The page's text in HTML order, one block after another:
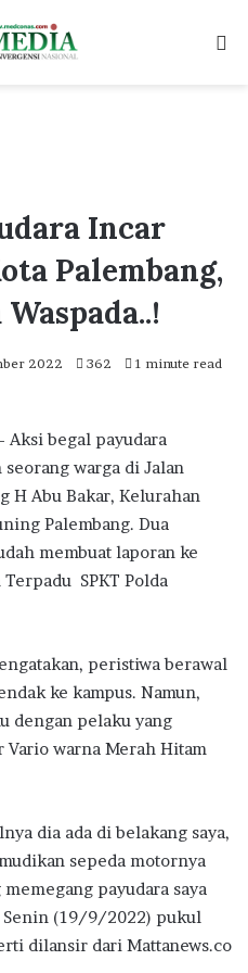
Incar
Palembang,
2022 362 1 minute read
begal payudara
warga di Jalan
H Abu Bakar, Kelurahan
Palembang. Dua
membuat laporan ke
SPKT Polda
peristiwa berawal
ke kampus. Namun,
dengan pelaku yang
warna Merah Hitam
dia ada di belakang saya,
sepeda motornya
payudara saya
Senin (19/9/2022) pukul
dilansir dari Mattanews.co